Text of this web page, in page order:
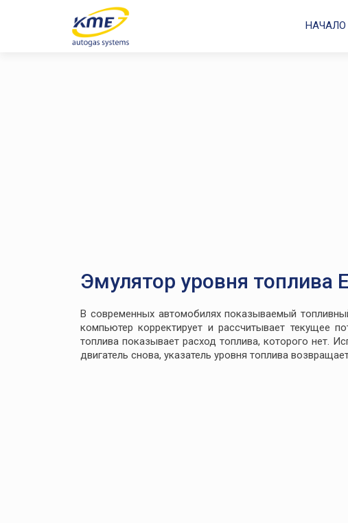
НАЧАЛО
Эмулятор уровня топлива
В современных автомобилях показываемый
компьютер корректирует и рассчитывает текущее
топлива показывает расход топлива, которого нет.
двигатель снова, указатель уровня топлива